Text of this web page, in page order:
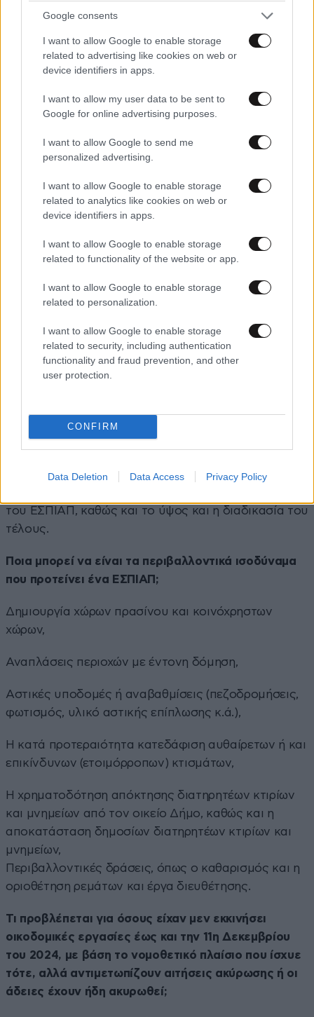
Google consents
I want to allow Google to enable storage
related to advertising like cookies on web or
device identifiers in apps.
I want to allow my user data to be sent to
Google for online advertising purposes.
I want to allow Google to send me
personalized advertising.
I want to allow Google to enable storage
related to analytics like cookies on web or
device identifiers in apps.
I want to allow Google to enable storage
related to functionality of the website or app.
I want to allow Google to enable storage
related to personalization.
I want to allow Google to enable storage
related to security, including authentication
functionality and fraud prevention, and other
user protection.
CONFIRM
Data Deletion Data Access Privacy Policy
εξειδικευτούν τα μέτρα του περιβαλλοντικού
του ΕΣΠΙΑΠ, καθώς και το ύψος και η διαδικασία του
τέλους.
Ποια μπορεί να είναι τα περιβαλλοντικά ισοδύναμα
που προτείνει ένα ΕΣΠΙΑΠ;
Δημιουργία χώρων πρασίνου και κοινόχρηστων
χώρων,
Αναπλάσεις περιοχών με έντονη δόμηση,
Αστικές υποδομές ή αναβαθμίσεις (πεζοδρομήσεις,
φωτισμός, υλικό αστικής επίπλωσης κ.ά.),
Η κατά προτεραιότητα κατεδάφιση αυθαίρετων ή και
επικίνδυνων (ετοιμόρροπων) κτισμάτων,
Η χρηματοδότηση απόκτησης διατηρητέων κτιρίων
και μνημείων από τον οικείο Δήμο, καθώς και η
αποκατάσταση δημοσίων διατηρητέων κτιρίων και
μνημείων,
Περιβαλλοντικές δράσεις, όπως ο καθαρισμός και η
οριοθέτηση ρεμάτων και έργα διευθέτησης.
Τι προβλέπεται για όσους είχαν μεν εκκινήσει
οικοδομικές εργασίες έως και την 11η Δεκεμβρίου
του 2024, με βάση το νομοθετικό πλαίσιο που ίσχυε
τότε, αλλά αντιμετωπίζουν αιτήσεις ακύρωσης ή οι
άδειες έχουν ήδη ακυρωθεί;